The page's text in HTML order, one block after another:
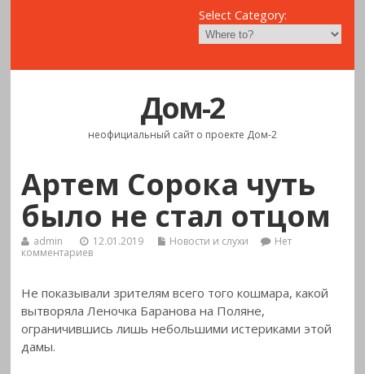
Select Category:
Дом-2
неофициальный сайт о проекте Дом-2
Артем Сорока чуть
было не стал отцом
admin 12.01.2019 Новости и слухи
Нет
комментариев
Не показывали зрителям всего того кошмара, какой
вытворяла Леночка Баранова на Поляне,
ограничившись лишь небольшими истериками этой
дамы.